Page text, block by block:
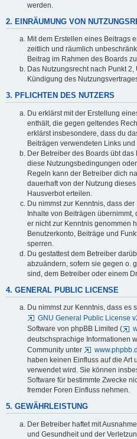
werden.
2. EINRÄUMUNG VON
Mit dem Erstellen eines Beitrags
zeitlich und räumlich
Beitrag im Rahmen des Boards
Das Nutzungsrecht nach Punkt
Kündigung des
3. PFLICHTEN DES NUTZERS
Du erklärst mit der Erstellung
enthält, die gegen geltendes
erklärst insbesondere, dass du
Beiträgen verwendeten Links
Der Betreiber des Boards übt
diese Nutzungsbedingungen
Regeln kann der Betreiber dich
dauerhaft von der Nutzung
Hausverbot erteilen.
Du nimmst zur Kenntnis, dass
Inhalte von Beiträgen übernimmt,
er nicht zur Kenntnis genommen
Benutzerkonto, Beiträge und
sperren.
Du gestattest dem Betreiber
abzuändern, sofern sie gegen o.
sind, dem Betreiber oder einem
4. GENERAL PUBLIC LICENSE
Du nimmst zur Kenntnis, dass es
GNU General Public License
Software von phpBB Limited (
deutschsprachige Informationen
Community unter
haben keinen Einfluss auf die Art
verwendet wird. Sie können
Software für bestimmte Zwecke
fremder Foren Einfluss nehmen.
5. GEWÄHRLEISTUNG
Der Betreiber haftet mit
und Gesundheit und der